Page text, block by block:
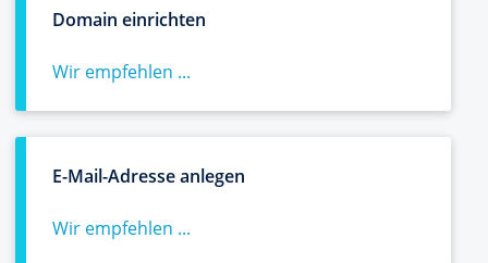
Domain einrichten
Wir empfehlen ...
E-Mail-Adresse anlegen
Wir empfehlen ...